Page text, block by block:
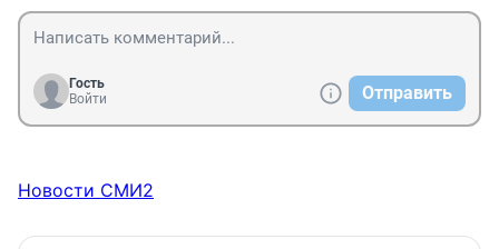
Гость
Войти
Отправить
Новости СМИ2